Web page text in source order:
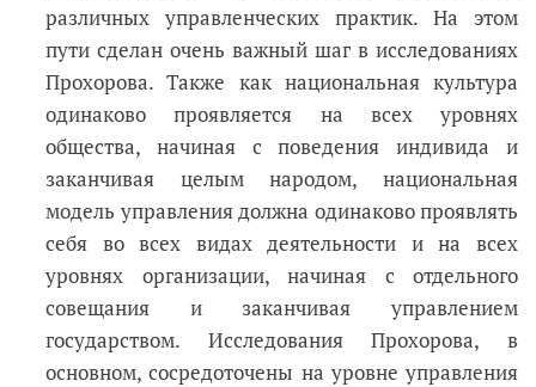
различных управленческих практик. На этом
пути сделан очень важный шаг в исследованиях
Прохорова. Также как национальная культура
одинаково проявляется на всех уровнях
общества, начиная с поведения индивида и
заканчивая целым народом, национальная
модель управления должна одинаково проявлять
себя во всех видах деятельности и на всех
уровнях организации, начиная с отдельного
совещания и заканчивая управлением
государством. Исследования Прохорова, в
основном, сосредоточены на уровне управления